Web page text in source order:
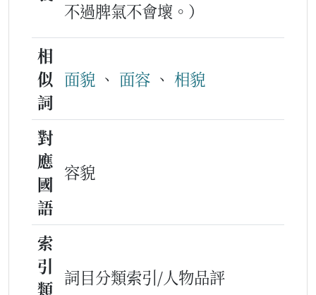
不過脾氣不會壞。）
相
似
詞
面貌 、 面容 、 相貌
對
應
國
語
容貌
索
引
類
詞目分類索引/人物品評